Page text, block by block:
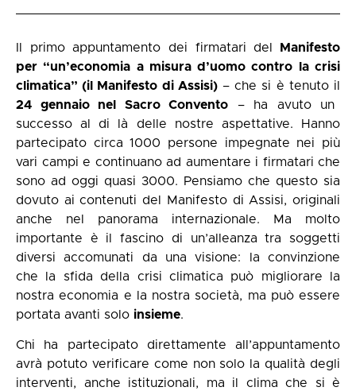
Il primo appuntamento dei firmatari del
Manifesto
per “un’economia a misura d’uomo contro la crisi
climatica” (il Manifesto di Assisi) – che si è tenuto il
24 gennaio nel Sacro Convento – ha avuto un
successo al di là delle nostre aspettative. Hanno
partecipato circa 1000 persone impegnate nei più
vari campi e continuano ad aumentare i firmatari che
sono ad oggi quasi 3000. Pensiamo che questo sia
dovuto ai contenuti del Manifesto di Assisi, originali
anche nel panorama internazionale. Ma molto
importante è il fascino di un’alleanza tra soggetti
diversi accomunati da una visione: la convinzione
che la sfida della crisi climatica può migliorare la
nostra economia e la nostra società, ma può essere
portata avanti solo insieme.
Chi ha partecipato direttamente all’appuntamento
avrà potuto verificare come non solo la qualità degli
interventi, anche istituzionali, ma il clima che si è